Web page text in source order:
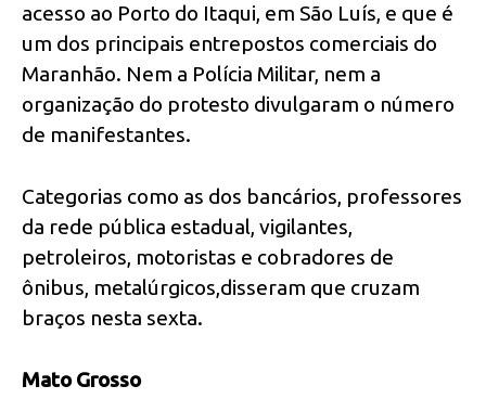
acesso ao Porto do Itaqui, em São Luís, e que é
um dos principais entrepostos comerciais do
Maranhão. Nem a Polícia Militar, nem a
organização do protesto divulgaram o número
de manifestantes.
Categorias como as dos bancários, professores
da rede pública estadual, vigilantes,
petroleiros, motoristas e cobradores de
ônibus, metalúrgicos,disseram que cruzam
braços nesta sexta.
Mato Grosso